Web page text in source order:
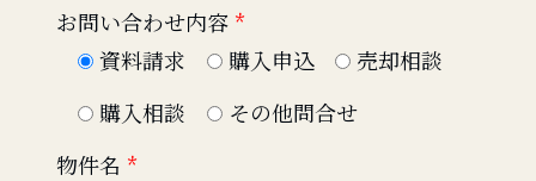
お問い合わせ内容 *
資料請求
購入申込
売却相談
購入相談
その他問合せ
物件名 *